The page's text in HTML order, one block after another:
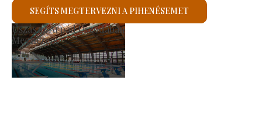
SEGÍTS MEGTERVEZNI A PIHENÉSEMET
Termelői Piac
Megnézem